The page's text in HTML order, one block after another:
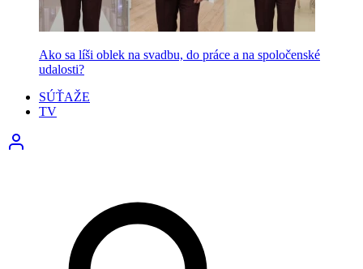
Ako sa líši oblek na svadbu, do práce a na spoločenské
udalosti?
SÚŤAŽE
TV